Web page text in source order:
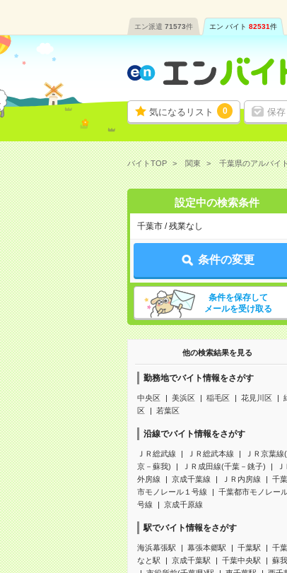
エン派遣 71573件 エン バイト 82531件
気になるリスト 0 保
バイトTOP 関東 千葉県のアルバイ
設定中の検索条件
千葉市 / 残業なし
条件の変更
条件を保存して
メールを受け取る
他の検索結果を見る
勤務地でバイト情報をさがす
中央区 美浜区 稲毛区 花見川区
区
若葉区
沿線でバイト情報をさがす
ＪＲ総武線 ＪＲ総武本線
ＪＲ京葉線
京－蘇我)
ＪＲ成田線(千葉－銚子)
Ｊ
外房線
京成千葉線 ＪＲ内房線
千
市モノレール１号線
千葉都市モノレー
号線
京成千原線
駅でバイト情報をさがす
海浜幕張駅 幕張本郷駅 千葉駅
千
なと駅
京成千葉駅 千葉中央駅
蘇